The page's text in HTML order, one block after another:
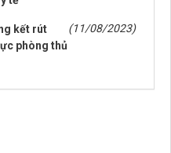
kết rút
phòng thủ
(11/08/2023)